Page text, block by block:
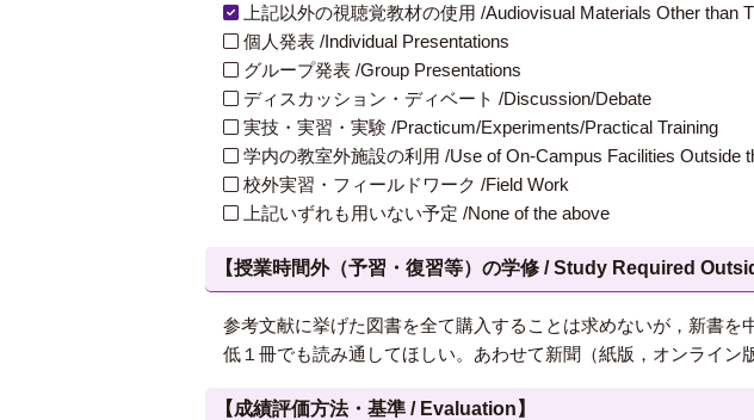
上記以外の視聴覚教材の使用 /Audiovisual Materials Other than
個人発表 /Individual Presentations
グループ発表 /Group Presentations
ディスカッション・ディベート /Discussion/Debate
実技・実習・実験 /Practicum/Experiments/Practical Training
学内の教室外施設の利用 /Use of On-Campus Facilities Outside
校外実習・フィールドワーク /Field Work
上記いずれも用いない予定 /None of the above
【授業時間外（予習・復習等）の学修 / Study Required
参考文献に挙げた図書を全て購入することは求めないが，新書
低１冊でも読み通してほしい。あわせて新聞（紙版，オンライン
【成績評価方法・基準 / Evaluation】